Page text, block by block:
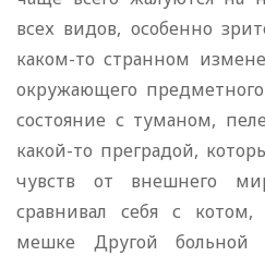
всех видов, особенно
каком-то странном
окружающего
состояние с туманом,
какой-то преградой,
чувств от внешнего
сравнивал себя с
мешке Другой